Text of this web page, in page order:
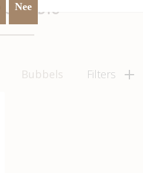
JEUGDIG
Bubbels Filters
Nee